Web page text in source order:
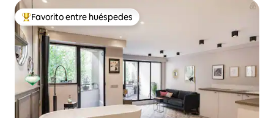
Favorito entre huéspedes preferido
Favorito entre huéspedes